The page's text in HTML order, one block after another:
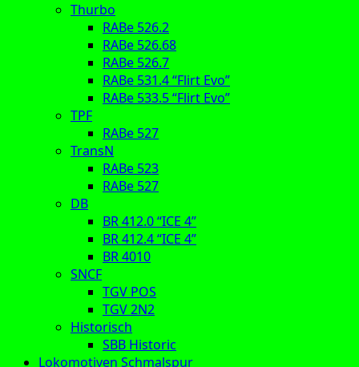
Thurbo
RABe 526.2
RABe 526.68
RABe 526.7
RABe 531.4 “Flirt Evo”
RABe 533.5 “Flirt Evo”
TPF
RABe 527
TransN
RABe 523
RABe 527
DB
BR 412.0 “ICE 4”
BR 412.4 “ICE 4”
BR 4010
SNCF
TGV POS
TGV 2N2
Historisch
SBB Historic
Lokomotiven Schmalspur